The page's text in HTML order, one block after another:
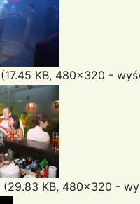
(17.45 KB, 480x320 -
(29.83 KB, 480x320 -